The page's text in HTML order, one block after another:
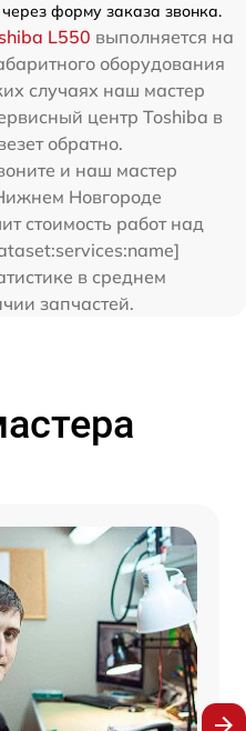
форму заказа звонка.
L550 выполняется на
оборудования
случаях наш мастер
центр Toshiba в
обратно.
и наш мастер
Новгороде
стоимость работ над
в среднем
запчастей.